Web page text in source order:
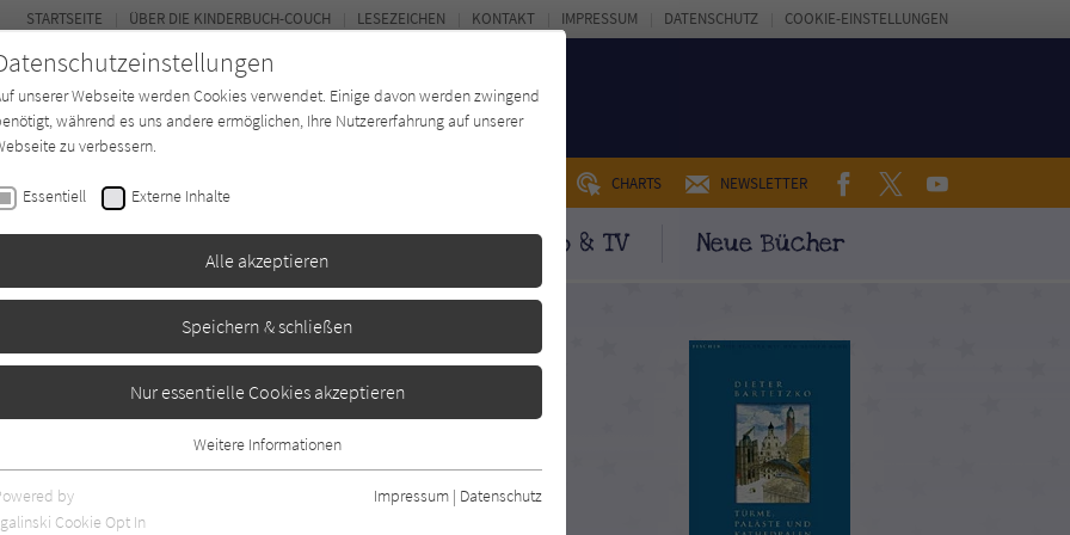
CHARTS NEWSLETTER FACEBOOKTWITTERYOUTUBE
Autor*in Verlage Magazin Kino & TV Neue Bücher
STARTSEITE ÜBER DIE KINDERBUCH-COUCH LESEZEICHEN KONTAKT IMPRESSUM DATENSCHUTZ COOKIE-EINSTELLUNGEN
Kathedralen
unserer Webseite werden Cookies verwendet. Einige davon werden zwingend
während es uns andere ermöglichen, Ihre Nutzererfahrung auf unserer
zu verbessern.
Essentiell Externe Inhalte
Alle akzeptieren
Speichern & schließen
Nur essentielle Cookies akzeptieren
Essentielle Cookies werden für grundlegende Funktionen der Webseite
benötigt. Dadurch ist gewährleistet, dass die Webseite einwandfrei
Weitere Informationen
by
Cookie Opt In
Impressum | Datenschutz